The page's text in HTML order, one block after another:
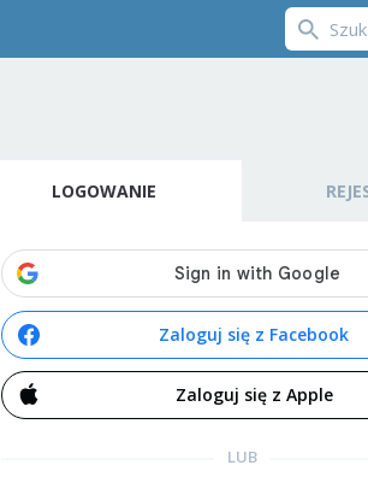
LOGOWANIE
Zaloguj się z Facebook
Zaloguj się z Apple
LUB